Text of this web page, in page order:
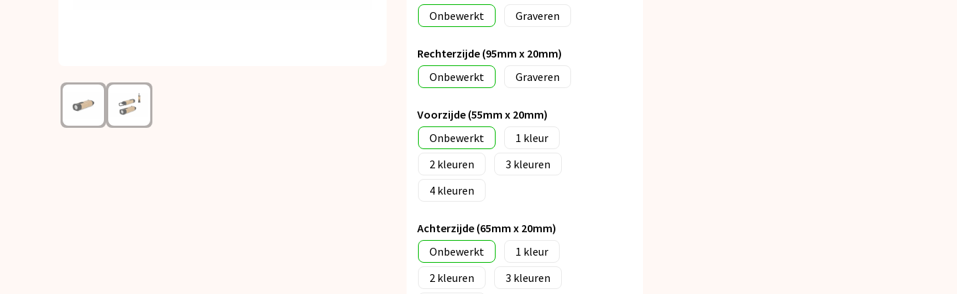
Onbewerkt
Graveren
Rechterzijde (95mm x 20mm)
Onbewerkt
Graveren
Voorzijde (55mm x 20mm)
Onbewerkt
1
2
3
4
Achterzijde (65mm x 20mm)
Onbewerkt
1
2
3